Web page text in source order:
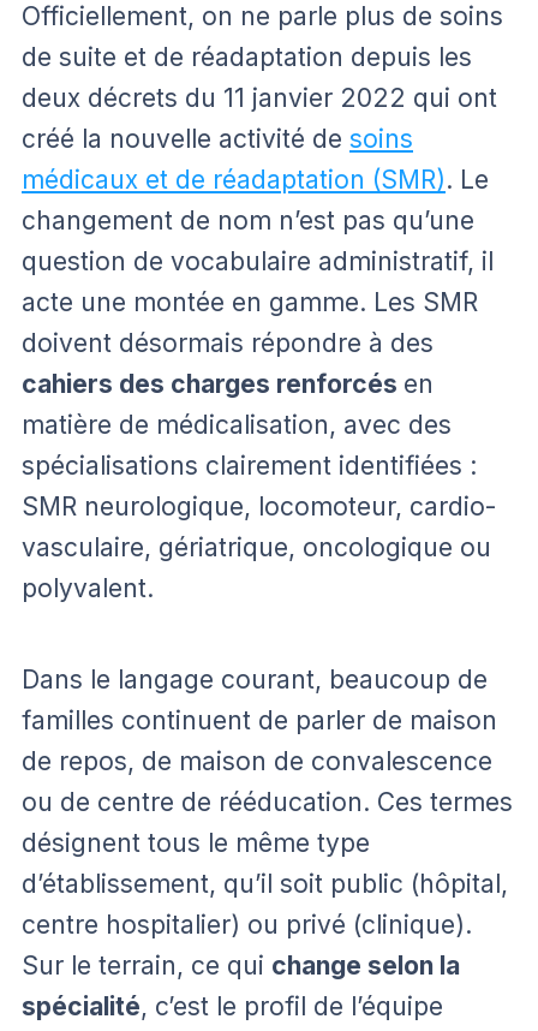
Officiellement, on ne parle plus de soins
de suite et de réadaptation depuis les
deux décrets du 11 janvier 2022 qui ont
créé la nouvelle activité de soins
médicaux et de réadaptation (SMR). Le
changement de nom n’est pas qu’une
question de vocabulaire administratif, il
acte une montée en gamme. Les SMR
doivent désormais répondre à des
cahiers des charges renforcés en
matière de médicalisation, avec des
spécialisations clairement identifiées :
SMR neurologique, locomoteur, cardio-
vasculaire, gériatrique, oncologique ou
polyvalent.
Dans le langage courant, beaucoup de
familles continuent de parler de maison
de repos, de maison de convalescence
ou de centre de rééducation. Ces termes
désignent tous le même type
d’établissement, qu’il soit public (hôpital,
centre hospitalier) ou privé (clinique).
Sur le terrain, ce qui change selon la
spécialité, c’est le profil de l’équipe